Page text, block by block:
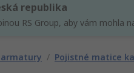
republika
RS Group, aby vám mohla
armatury / Pojistné matice